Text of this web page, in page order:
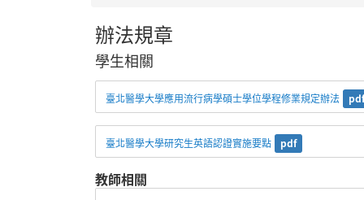
辦法規章
學生相關
臺北醫學大學應用流行病學碩士學位學程修業規定辦法
臺北醫學大學研究生英語認證實施要點 pdf
教師相關